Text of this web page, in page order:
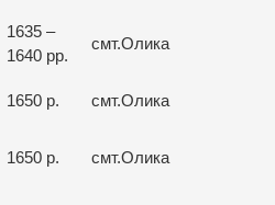
1635 –
1640 рр.
смт.Олика
1650 р. смт.Олика
1650 р. смт.Олика